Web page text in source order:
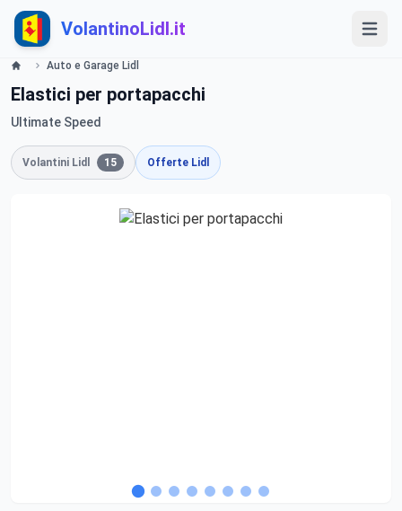
VolantinoLidl.it
Auto e Garage Lidl
Elastici per portapacchi
Ultimate Speed
Volantini Lidl 15 Offerte Lidl